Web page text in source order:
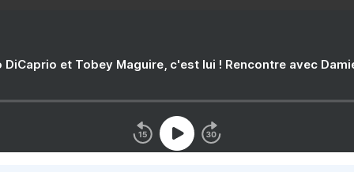
DiCaprio et Tobey Maguire, c'est lui ! Rencontre avec